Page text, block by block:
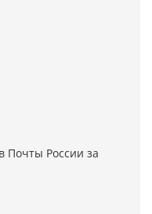
Почты России за